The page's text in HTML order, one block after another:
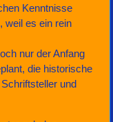
Kenntnisse
weil es ein rein
nur der Anfang
die historische
und